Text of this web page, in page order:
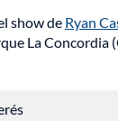
show de Ryan
La Concordia